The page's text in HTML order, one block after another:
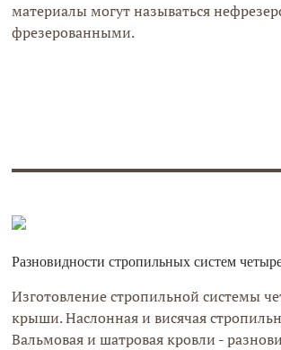
материалы могут называться
фрезерованными.
Разновидности стропильных систем
Изготовление стропильной системы
крыши. Наслонная и висячая
Вальмовая и шатровая кровли -